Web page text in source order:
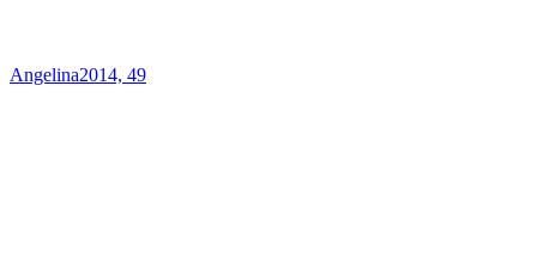
Angelina2014, 49